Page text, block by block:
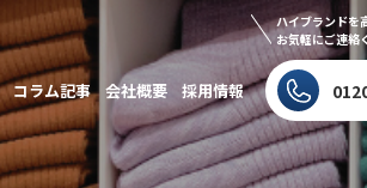
コラム記事 会社概要 採用情報
ハイブランドを
お気軽にご連絡